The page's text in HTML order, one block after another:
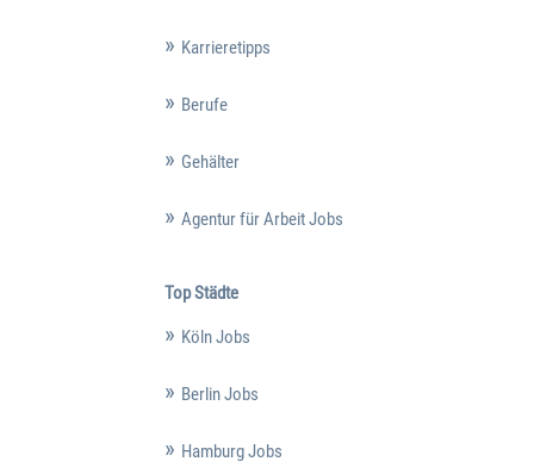
Karrieretipps
Berufe
Gehälter
Agentur für Arbeit Jobs
Top Städte
Köln Jobs
Berlin Jobs
Hamburg Jobs